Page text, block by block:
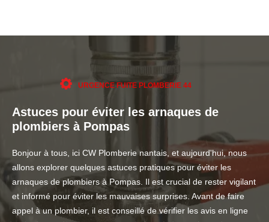
URGENCE FUITE PLOMBERIE 44
Astuces pour éviter les arnaques de
plombiers à Pompas
Bonjour à tous, ici CW Plomberie nantais, et aujourd'hui, nous
allons explorer quelques astuces pratiques pour éviter les
arnaques de plombiers à Pompas. Il est crucial de rester vigilant
et informé pour éviter les mauvaises surprises. Avant de faire
appel à un plombier, il est conseillé de vérifier les avis en ligne